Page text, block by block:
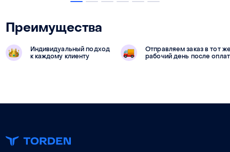
Преимущества
Индивидуальный подход
к каждому клиенту
Отправляем заказ в тот
рабочий день после